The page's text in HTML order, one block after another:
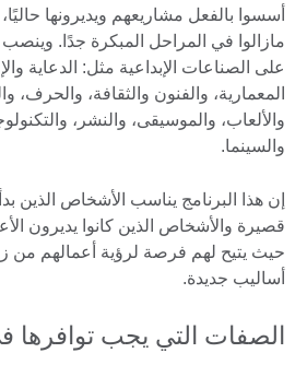
أسسوا بالفعل مشاريعهم ويديرونها
مازالوا في المراحل المبكرة جدًا. وينصب
على الصناعات الإبداعية مثل: الدعاية
المعمارية، والفنون والثقافة، والحرف،
والألعاب، والموسيقى، والنشر،
والسينما.
إن هذا البرنامج يناسب الأشخاص الذين
قصيرة والأشخاص الذين كانوا يديرون
حيث يتيح لهم فرصة لرؤية أعمالهم من
أساليب جديدة.
الصفات التي يجب توافرها